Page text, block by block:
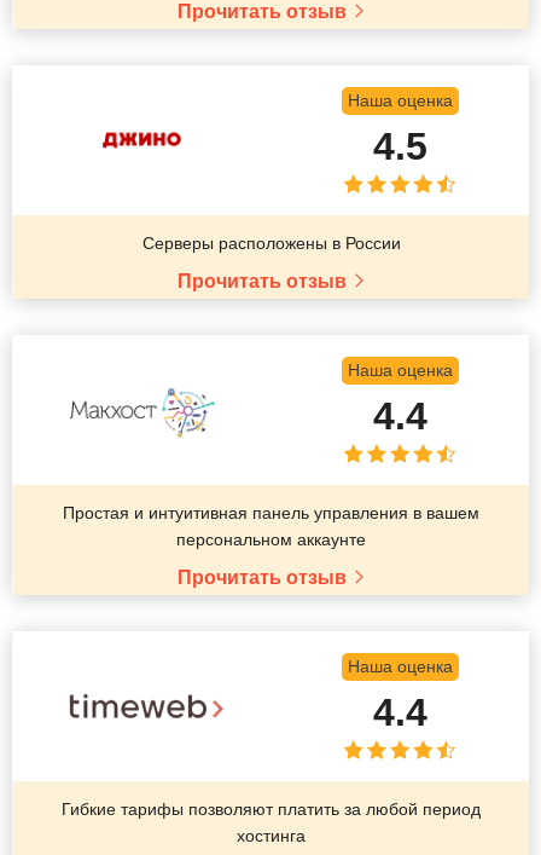
Прочитать отзыв
Наша оценка
4.5
Серверы расположены в России
Прочитать отзыв
Наша оценка
4.4
Простая и интуитивная панель управления в вашем
персональном аккаунте
Прочитать отзыв
Наша оценка
4.4
Гибкие тарифы позволяют платить за любой период
хостинга